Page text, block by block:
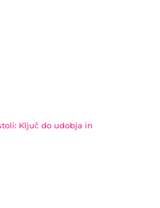
Ključ do udobja in